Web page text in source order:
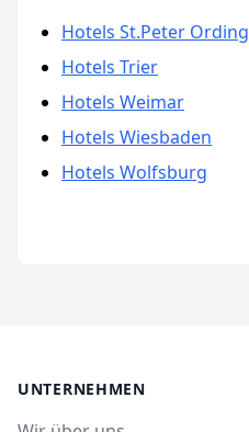
Hotels St.Peter Ording
Hotels Trier
Hotels Weimar
Hotels Wiesbaden
Hotels Wolfsburg
UNTERNEHMEN